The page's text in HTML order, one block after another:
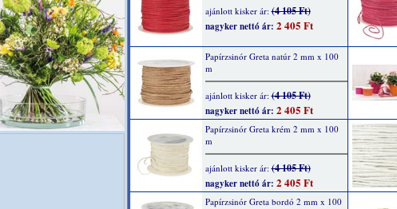
ajánlott kisker ár:(4 105 Ft)
nagyker nettó ár: 2 405 Ft
Papírzsinór Greta natúr 2 mm x 100
m
ajánlott kisker ár:(4 105 Ft)
nagyker nettó ár: 2 405 Ft
Papírzsinór Greta krém 2 mm x 100
m
ajánlott kisker ár:(4 105 Ft)
nagyker nettó ár: 2 405 Ft
Papírzsinór Greta bordó 2 mm x 100